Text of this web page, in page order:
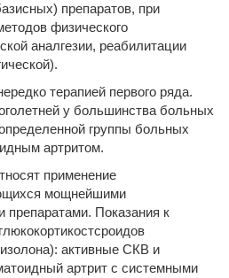
препаратов, при
физического
аналгезии, реабилитации
терапией первого ряда.
у большинства больных
группы больных
артритом.
применение
мощнейшими
препаратами. Показания к
активные СКВ и
артрит с системными